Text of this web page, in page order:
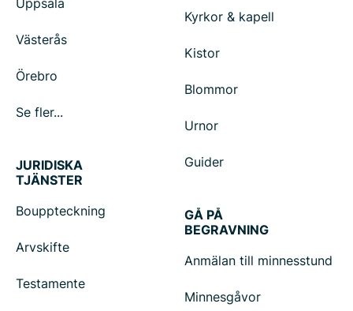
Uppsala
Västerås
Örebro
Se fler...
Kyrkor & kapell
Kistor
Blommor
Urnor
Guider
JURIDISKA
TJÄNSTER
Bouppteckning
Arvskifte
Testamente
GÅ PÅ
BEGRAVNING
Anmälan till minnesstund
Minnesgåvor